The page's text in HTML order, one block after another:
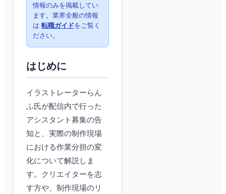
情報のみを掲載してい
ます。業界全般の情報
は 転職ガイドをご覧く
ださい。
はじめに
イラストレーターらん
ふ氏が配信内で行った
アシスタント募集の告
知と、実際の制作現場
における作業分担の変
化について解説しま
す。クリエイターを志
す方や、制作現場のリ